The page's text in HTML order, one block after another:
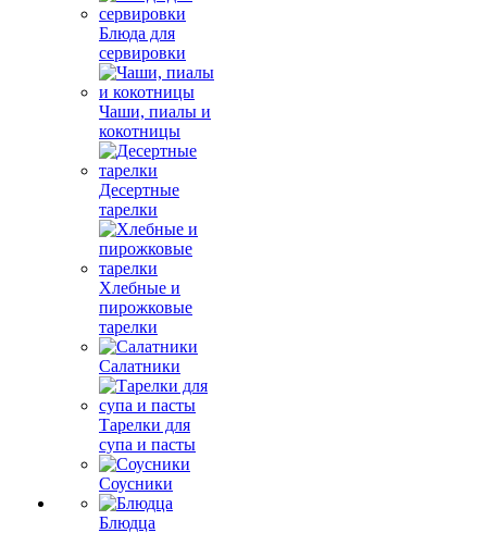
Блюда для
сервировки
Чаши, пиалы и
кокотницы
Десертные
тарелки
Хлебные и
пирожковые
тарелки
Салатники
Тарелки для
супа и пасты
Соусники
Блюдца